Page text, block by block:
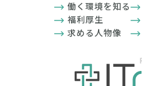
働く環境を知る
福利厚生
求める人物像